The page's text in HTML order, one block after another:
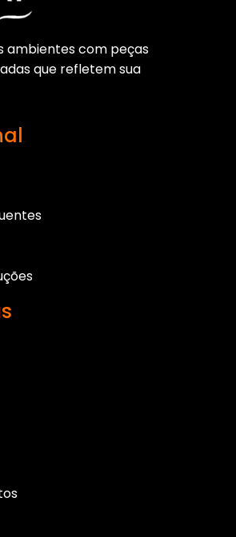
ambientes com peças
que refletem sua